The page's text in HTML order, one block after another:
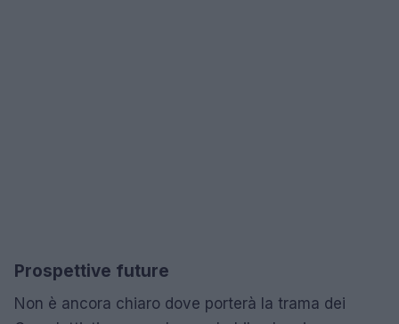
Prospettive future
Non è ancora chiaro dove porterà la trama dei